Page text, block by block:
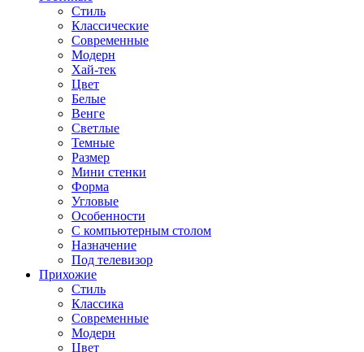
Стиль
Классические
Современные
Модерн
Хай-тек
Цвет
Белые
Венге
Светлые
Темные
Размер
Мини стенки
Форма
Угловые
Особенности
С компьютерным столом
Назначение
Под телевизор
Прихожие
Стиль
Классика
Современные
Модерн
Цвет